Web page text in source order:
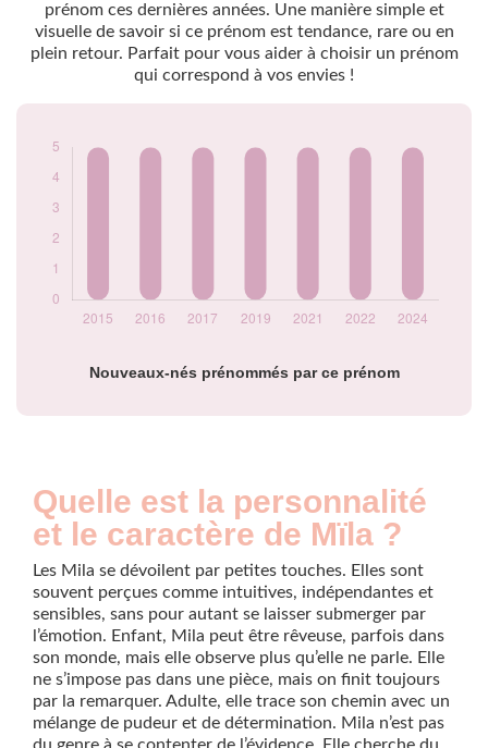
prénom ces dernières années. Une manière simple et
visuelle de savoir si ce prénom est tendance, rare ou en
plein retour. Parfait pour vous aider à choisir un prénom
qui correspond à vos envies !
Nouveaux-nés prénommés par ce prénom
année
2021
5
2022
5
2024
5
Quelle est la personnalité
et le caractère de Mïla ?
Les Mila se dévoilent par petites touches. Elles sont
souvent perçues comme intuitives, indépendantes et
sensibles, sans pour autant se laisser submerger par
l’émotion. Enfant, Mila peut être rêveuse, parfois dans
son monde, mais elle observe plus qu’elle ne parle. Elle
ne s’impose pas dans une pièce, mais on finit toujours
par la remarquer. Adulte, elle trace son chemin avec un
mélange de pudeur et de détermination. Mila n’est pas